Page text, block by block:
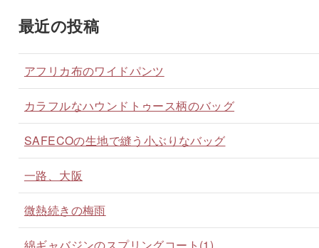
最近の投稿
アフリカ布のワイドパンツ
カラフルなハウンドトゥース柄のバッグ
SAFECOの生地で縫う小ぶりなバッグ
一路、大阪
微熱続きの梅雨